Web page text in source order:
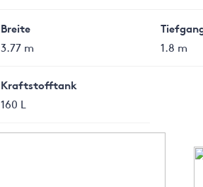
Breite
3.77 m
1.8 m
Kraftstofftank
160 L